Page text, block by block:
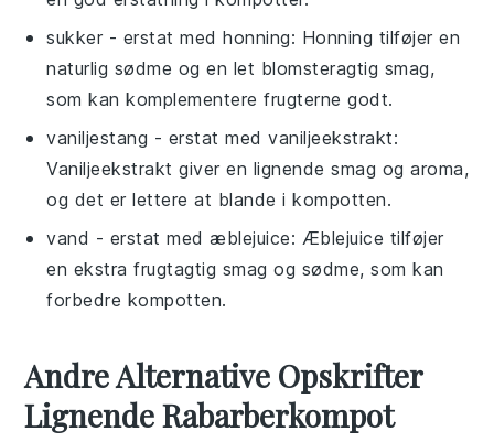
sukker - erstat medhonning: Honning tilføjer en
naturlig sødme og en let blomsteragtig smag,
som kan komplementere frugterne godt.
vaniljestang - erstat medvaniljeekstrakt:
Vaniljeekstrakt giver en lignende smag og aroma,
og det er lettere at blande i kompotten.
vand - erstat medæblejuice: Æblejuice tilføjer
en ekstra frugtagtig smag og sødme, som kan
forbedre kompotten.
Andre Alternative Opskrifter
Lignende Rabarberkompot